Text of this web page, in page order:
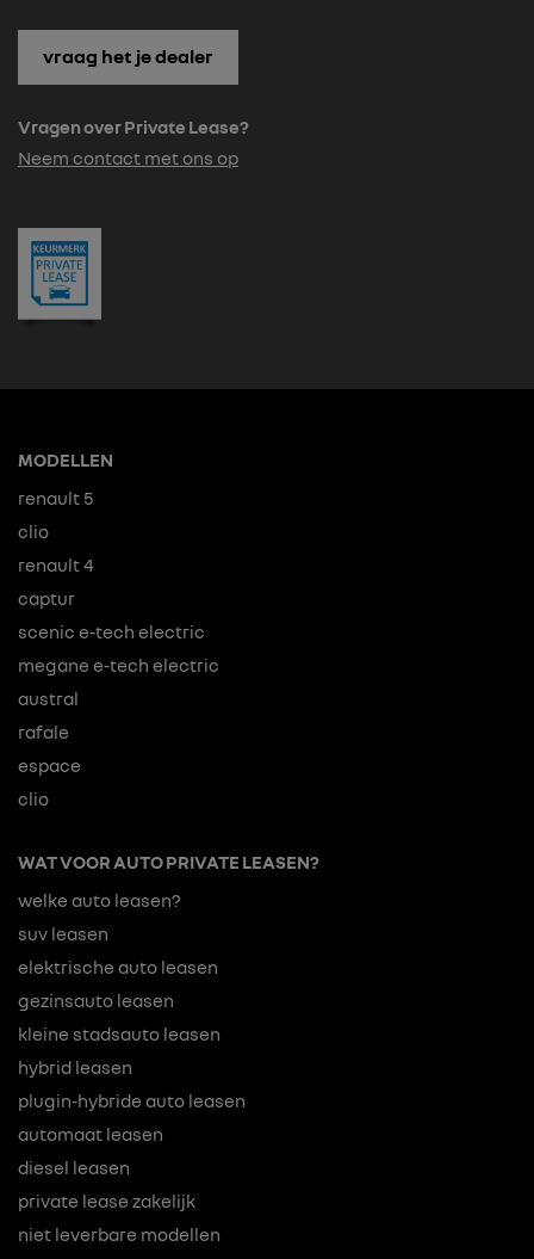
vraag het je dealer
Vragen over Private Lease?
Neem contact met ons op
MODELLEN
renault 5
clio
renault 4
captur
scenic e-tech electric
megane e-tech electric
austral
rafale
espace
clio
WAT VOOR AUTO PRIVATE LEASEN?
welke auto leasen?
suv leasen
elektrische auto leasen
gezinsauto leasen
kleine stadsauto leasen
hybrid leasen
plugin-hybride auto leasen
automaat leasen
diesel leasen
private lease zakelijk
niet leverbare modellen